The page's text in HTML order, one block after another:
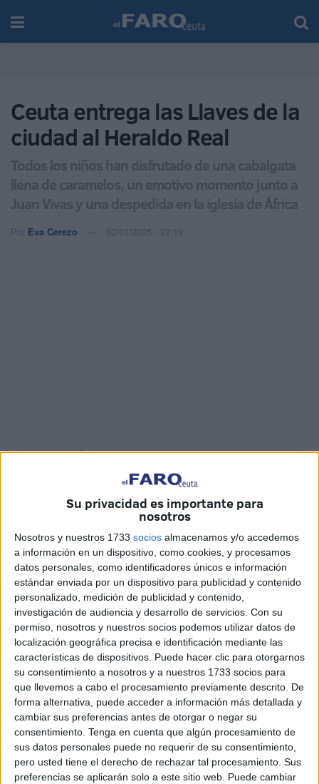
Su privacidad es importante para
nosotros
Nosotros y nuestros 1733 socios almacenamos y/o accedemos
a información en un dispositivo, como cookies, y procesamos
datos personales, como identificadores únicos e información
estándar enviada por un dispositivo para publicidad y contenido
personalizado, medición de publicidad y contenido,
investigación de audiencia y desarrollo de servicios. Con su
permiso, nosotros y nuestros socios podemos utilizar datos de
localización geográfica precisa e identificación mediante las
características de dispositivos. Puede hacer clic para otorgarnos
su consentimiento a nosotros y a nuestros 1733 socios para
que llevemos a cabo el procesamiento previamente descrito. De
forma alternativa, puede acceder a información más detallada y
cambiar sus preferencias antes de otorgar o negar su
consentimiento. Tenga en cuenta que algún procesamiento de
sus datos personales puede no requerir de su consentimiento,
pero usted tiene el derecho de rechazar tal procesamiento. Sus
preferencias se aplicarán solo a este sitio web. Puede cambiar
Ceuta entrega las Llaves de la
ciudad al Heraldo Real
Todos los niños han disfrutado de una cabalgata
llena de caramelos, un emotivo momento junto a
Juan Vivas y una despedida en la iglesia de África
Por Eva Cerezo 03/01/2025 - 22:19
Fotos y vídeo: Óscar Román
Esta tarde las familias y todos los amantes de la
yReyes Magoshan acompañado al Heraldo Real, que ha
recorrido el centro de Ceuta en cabalgata ofreciendo una
lluvia de caramelos para los presentes.
Este personaje mágico ha salido desde Los Remedios y
ha continuado hasta la Constitución. Desde este lugar se
le ha dado cortejo hasta laPlaza de África, en donde a las
20:30 horas lo esperaba el presidente de la Ciudad, Juan
Vivas.
Éste tenía una misión muy importante: brindar las Llaves
de la ciudad al Heraldo Real para que los Reyes Magos
puedan entrar sin complicaciones a los hogares de los
pequeños y depositar sus regalos mientras duermen.